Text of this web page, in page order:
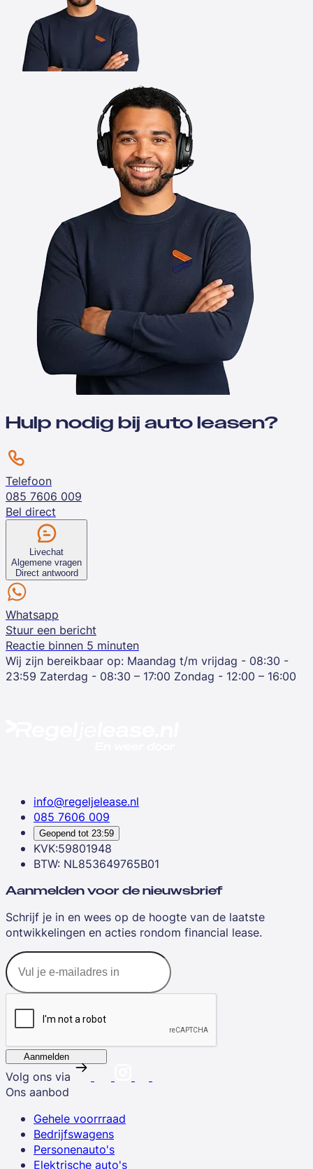
Hulp nodig bij auto leasen?
Telefoon
085 7606 009
Bel direct
Livechat
Algemene vragen
Direct antwoord
Whatsapp
Stuur een bericht
Reactie binnen 5 minuten
Wij zijn bereikbaar op: Maandag t/m vrijdag - 08:30 -
23:59 Zaterdag - 08:30 – 17:00 Zondag - 12:00 – 16:00
info@regeljelease.nl
085 7606 009
Geopend tot 23:59
KVK:59801948
BTW: NL853649765B01
Aanmelden voor de nieuwsbrief
Schrijf je in en wees op de hoogte van de laatste
ontwikkelingen en acties rondom financial lease.
Aanmelden
Volg ons via
Ons aanbod
Gehele voorrraad
Bedrijfswagens
Personenauto's
Elektrische auto's